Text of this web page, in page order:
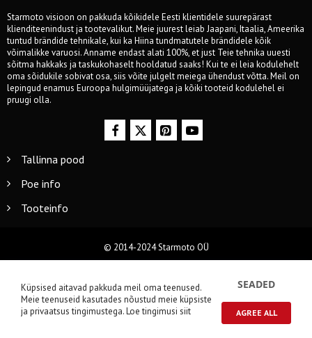
Starmoto visioon on pakkuda kõikidele Eesti klientidele suurepärast
klienditeenindust ja tootevalikut. Meie juurest leiab Jaapani, Itaalia, Ameerika
tuntud brändide tehnikale, kui ka Hiina tundmatutele brändidele kõik
võimalikke varuosi. Anname endast alati 100%, et just Teie tehnika uuesti
sõitma hakkaks ja taskukohaselt hooldatud saaks! Kui te ei leia kodulehelt
oma sõidukile sobivat osa, siis võite julgelt meiega ühendust võtta. Meil on
lepingud enamus Euroopa hulgimüüjatega ja kõiki tooteid kodulehel ei
pruugi olla.
Tallinna pood
Poe info
Tooteinfo
© 2014-2024 Starmoto OÜ
Küpsised aitavad pakkuda meil oma teenused.
Meie teenuseid kasutades nõustud meie küpsiste
ja privaatsus tingimustega.Loe tingimusi siit
SEADED
AGREE ALL
0